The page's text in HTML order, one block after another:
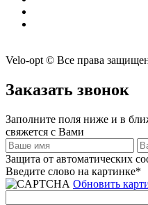
Velo-opt © Все права
Заказать звонок
Заполните поля ниже и в
свяжется с Вами
Защита от автоматических
Введите слово на картинке*
Обновить